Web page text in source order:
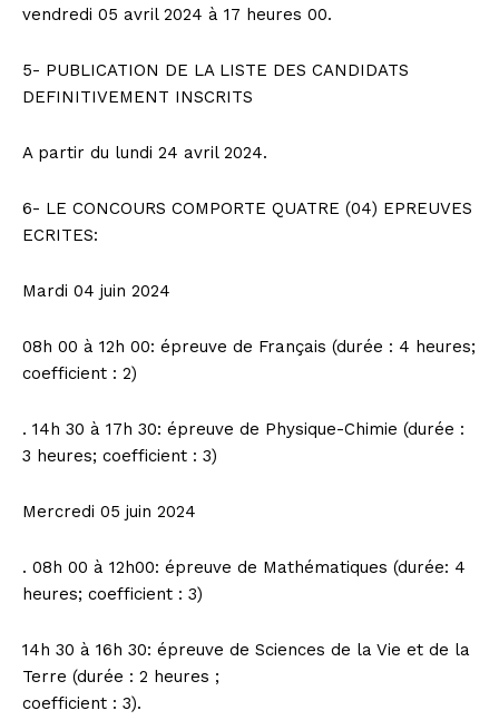
vendredi 05 avril 2024 à 17 heures 00.
5- PUBLICATION DE LA LISTE DES CANDIDATS
DEFINITIVEMENT INSCRITS
A partir du lundi 24 avril 2024.
6- LE CONCOURS COMPORTE QUATRE (04) EPREUVES
ECRITES:
Mardi 04 juin 2024
08h 00 à 12h 00: épreuve de Français (durée : 4 heures;
coefficient : 2)
. 14h 30 à 17h 30: épreuve de Physique-Chimie (durée :
3 heures; coefficient : 3)
Mercredi 05 juin 2024
. 08h 00 à 12h00: épreuve de Mathématiques (durée: 4
heures; coefficient : 3)
14h 30 à 16h 30: épreuve de Sciences de la Vie et de la
Terre (durée : 2 heures ;
coefficient : 3).